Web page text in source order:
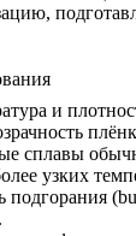
и
сплавы
узких
подгорания